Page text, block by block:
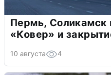
Пермь, Соликамск
«Ковер» и
10 августа 4